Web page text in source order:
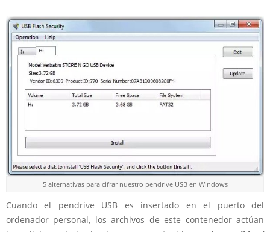
5 alternativas para cifrar nuestro pendrive USB en Windows
Cuando el pendrive USB es insertado en el puerto del
ordenador personal, los archivos de este contenedor actúan